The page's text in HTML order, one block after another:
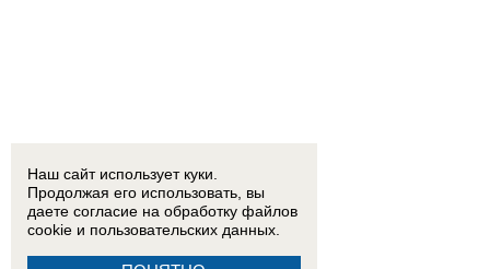
Наш сайт использует куки.
Продолжая его использовать, вы
даете согласие на обработку файлов
cookie и пользовательских данных.